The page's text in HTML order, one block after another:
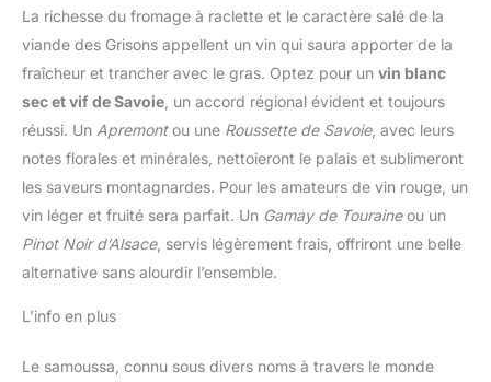
La richesse du fromage à raclette et le caractère salé de la
viande des Grisons appellent un vin qui saura apporter de la
fraîcheur et trancher avec le gras. Optez pour un vin blanc
sec et vif de Savoie , un accord régional évident et toujours
réussi. Un Apremontou une Roussette de Savoie, avec leurs
notes florales et minérales, nettoieront le palais et sublimeront
les saveurs montagnardes. Pour les amateurs de vin rouge, un
vin léger et fruité sera parfait. Un Gamay de Touraineou un
Pinot Noir d’Alsace, servis légèrement frais, offriront une belle
alternative sans alourdir l’ensemble.
L’info en plus
Le samoussa, connu sous divers noms à travers le monde